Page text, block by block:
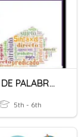
GRUPOS DE PALABRAS
5th - 6th